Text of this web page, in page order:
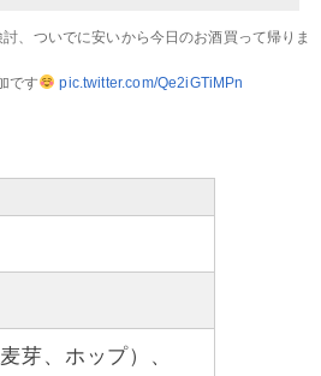
、ついでに安いから今日のお酒買って帰りま
です
pic.twitter.com/Qe2iGTiMPn
芽、ホップ）、